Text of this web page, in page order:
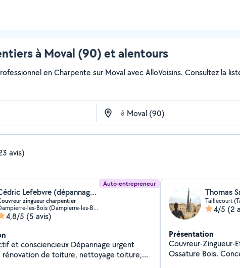
à Moval (90) et alentours
en Charpente sur Moval avec AlloVoisins. Consultez la
à
avis)
Auto-entrepreneur
Cédric Lefebvre (dépannage toiture express)
zingueur charpentier
Dampierre-les-Bois (Dampierre-les-Bois)
4,8/5 (5 avis)
et consciencieux Dépannage urgent
rénovation de toiture, nettoyage toiture,
Taillecourt
4/5 (2
Présentation
Couvreur-Zingueur-
Ossature Bois.